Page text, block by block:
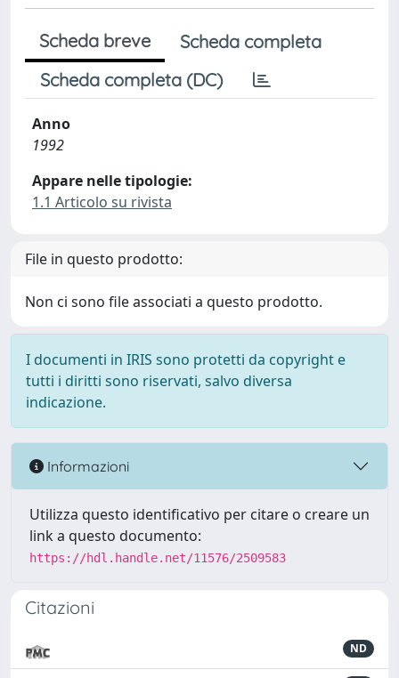
Scheda breve
Scheda completa
Scheda completa (DC)
Anno
1992
Appare nelle tipologie:
1.1 Articolo su rivista
File in questo prodotto:
Non ci sono file associati a questo prodotto.
I documenti in IRIS sono protetti da copyright e
tutti i diritti sono riservati, salvo diversa
indicazione.
Informazioni
Utilizza questo identificativo per citare o creare un
link a questo documento:
https://hdl.handle.net/11576/2509583
Citazioni
ND